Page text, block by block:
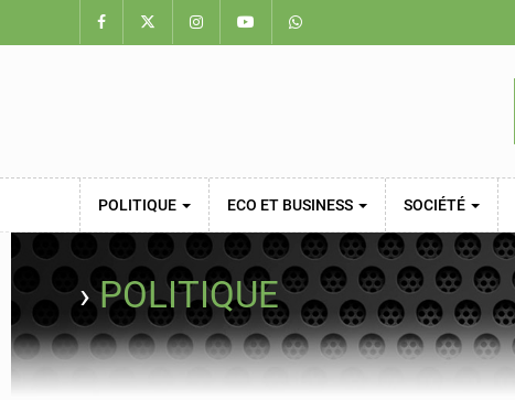
POLITIQUE ECO ET BUSINESS SOCIÉTÉ
›POLITIQUE